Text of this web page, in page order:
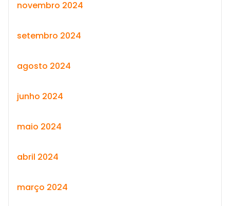
novembro 2024
setembro 2024
agosto 2024
junho 2024
maio 2024
abril 2024
março 2024